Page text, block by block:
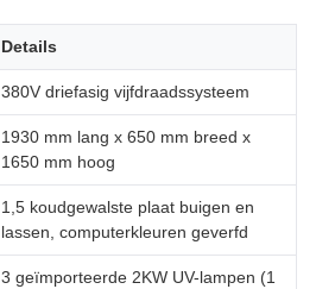
Details
380V driefasig vijfdraadssysteem
1930 mm lang x 650 mm breed x
1650 mm hoog
1,5 koudgewalste plaat buigen en
lassen, computerkleuren geverfd
3 geïmporteerde 2KW UV-lampen (1